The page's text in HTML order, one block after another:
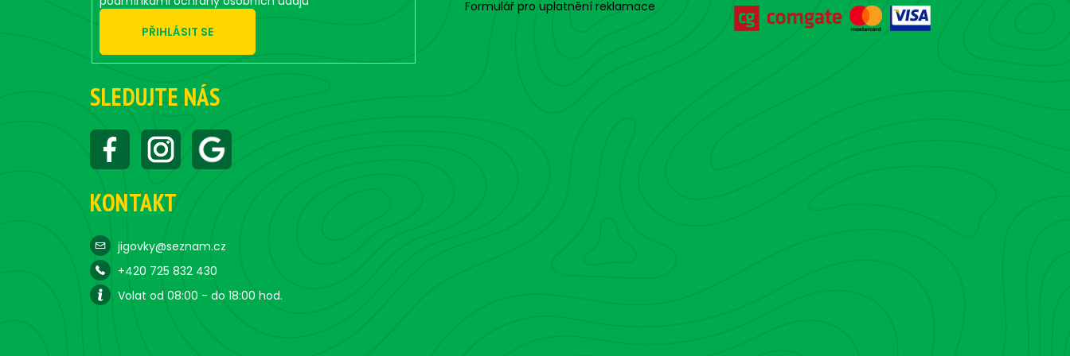
PŘIHLÁSIT SE
SLEDUJTE NÁS
KONTAKT
jigovky@seznam.cz
+420 725 832 430
Volat od 08:00 - do 18:00 hod.
Formulář pro uplatnění reklamace